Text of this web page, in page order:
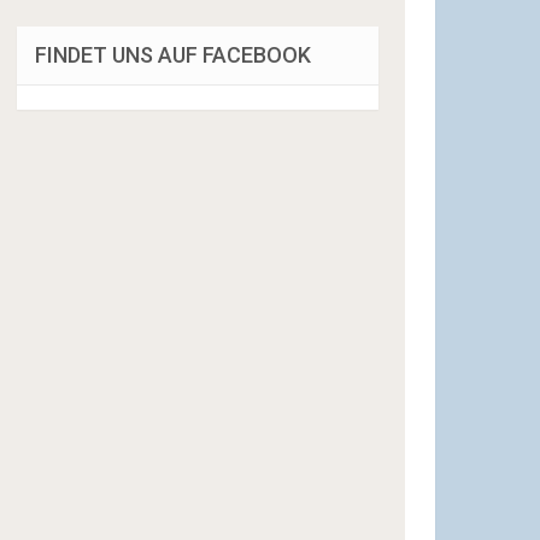
FINDET UNS AUF FACEBOOK